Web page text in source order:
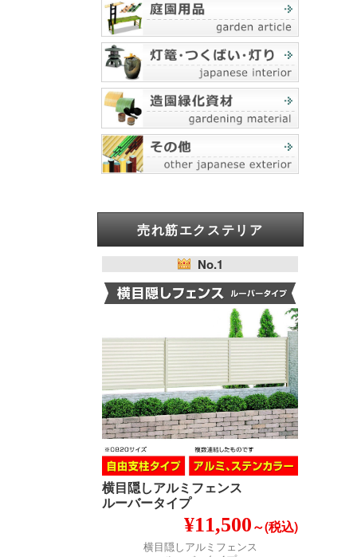
売れ筋エクステリア
No.1
横目隠しアルミフェンス
ルーバータイプ
¥11,500～(税込)
横目隠しアルミフェンス